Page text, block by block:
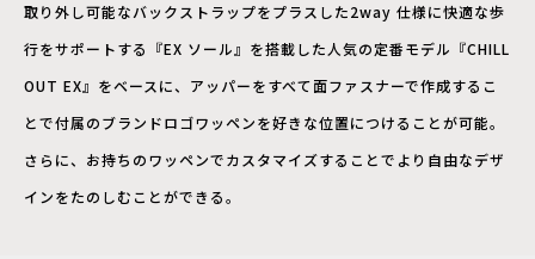
取り外し可能なバックストラップをプラスした2way 仕様に快適な歩
行をサポートする『EX ソール』を搭載した人気の定番モデル『CHILL
OUT EX』をベースに、アッパーをすべて面ファスナーで作成するこ
とで付属のブランドロゴワッペンを好きな位置につけることが可能。
さらに、お持ちのワッペンでカスタマイズすることでより自由なデザ
インをたのしむことができる。